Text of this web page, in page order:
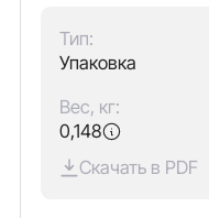
Тип:
Упаковка
Вес, кг:
0,148
Скачать в PDF